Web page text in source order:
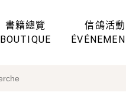
書籍總覽
BOUTIQUE
信鴿活動